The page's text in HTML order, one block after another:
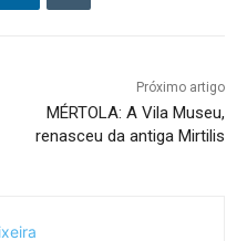
Próximo artigo
MÉRTOLA: A Vila Museu,
renasceu da antiga Mirtilis